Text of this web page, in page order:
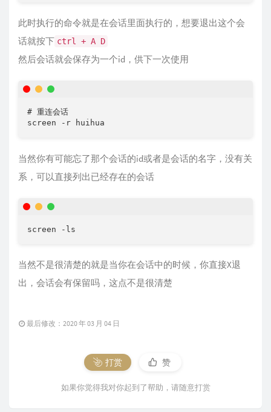
此时执行的命令就是在会话里面执行的，想要退出这个会
话就按下 ctrl + A D
然后会话就会保存为一个id，供下一次使用
# 重连会话
screen -r huihua
当然你有可能忘了那个会话的id或者是会话的名字，没有关
系，可以直接列出已经存在的会话
screen -ls
当然不是很清楚的就是当你在会话中的时候，你直接X退
出，会话会有保留吗，这点不是很清楚
最后修改：2020 年 03 月 04 日
打赏 赞
如果你觉得我对你起到了帮助，请随意打赏